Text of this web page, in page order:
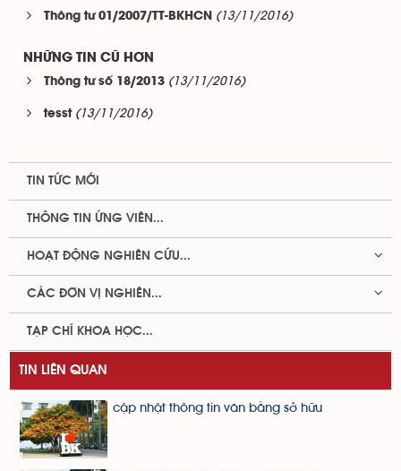
Thông tư 01/2007/TT-BKHCN (13/11/2016)
NHỮNG TIN CŨ HƠN
Thông tư số 18/2013 (13/11/2016)
tesst (13/11/2016)
TIN TỨC MỚI
THÔNG TIN ỨNG VIÊN...
HOẠT ĐỘNG NGHIÊN CỨU...
CÁC ĐƠN VỊ NGHIÊN...
TẠP CHÍ KHOA HỌC...
TIN LIÊN QUAN
cập nhật thông tin văn bằng sở hữu